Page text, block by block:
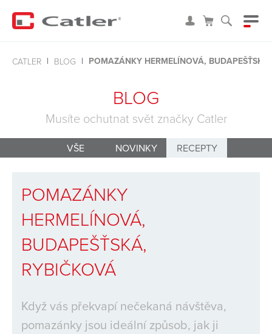
CATLER BLOG POMAZÁNKY HERMELÍNOVÁ,
BLOG
Musíte ochutnat svět značky Catler
VŠE NOVINKY RECEPTY
POMAZÁNKY
HERMELÍNOVÁ,
BUDAPEŠŤSKÁ,
RYBIČKOVÁ
Když vás překvapí nečekaná návštěva,
pomazánky jsou ideální způsob, jak ji